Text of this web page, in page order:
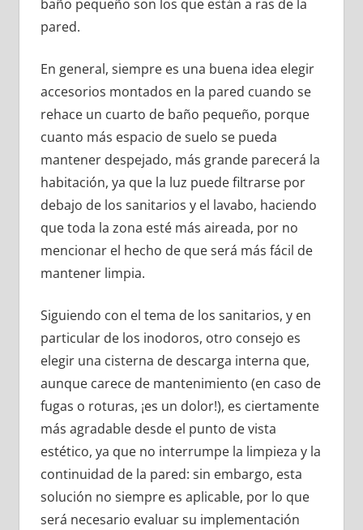
baño pequeño son los que están a ras de la
pared.
En general, siempre es una buena idea elegir
accesorios montados en la pared cuando se
rehace un cuarto de baño pequeño, porque
cuanto más espacio de suelo se pueda
mantener despejado, más grande parecerá la
habitación, ya que la luz puede filtrarse por
debajo de los sanitarios y el lavabo, haciendo
que toda la zona esté más aireada, por no
mencionar el hecho de que será más fácil de
mantener limpia.
Siguiendo con el tema de los sanitarios, y en
particular de los inodoros, otro consejo es
elegir una cisterna de descarga interna que,
aunque carece de mantenimiento (en caso de
fugas o roturas, ¡es un dolor!), es ciertamente
más agradable desde el punto de vista
estético, ya que no interrumpe la limpieza y la
continuidad de la pared: sin embargo, esta
solución no siempre es aplicable, por lo que
será necesario evaluar su implementación